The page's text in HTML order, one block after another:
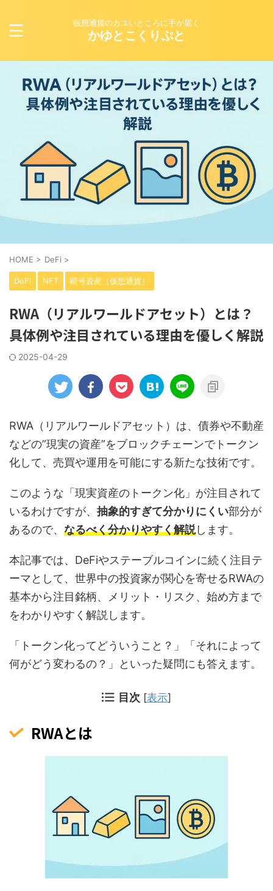
仮想通貨のカユいところに手が届く
かゆとこくりぷと
HOME > DeFi >
DeFi NFT 暗号資産（仮想通貨）
RWA（リアルワールドアセット）とは？
具体例や注目されている理由を優しく解説
2025-04-29
RWA（リアルワールドアセット）は、債券や不動産
などの”現実の資産”をブロックチェーンでトークン
化して、売買や運用を可能にする新たな技術です。
このような「現実資産のトークン化」が注目されて
いるわけですが、 抽象的すぎて分かりにくい部分が
あるので、 なるべく分かりやすく解説します。
本記事では、DeFiやステーブルコインに続く注目テ
ーマとして、世界中の投資家が関心を寄せるRWAの
基本から注目銘柄、メリット・リスク、始め方まで
をわかりやすく解説します。
「トークン化ってどういうこと？」「それによって
何がどう変わるの？」といった疑問にも答えます。
目次 [表示]
RWAとは